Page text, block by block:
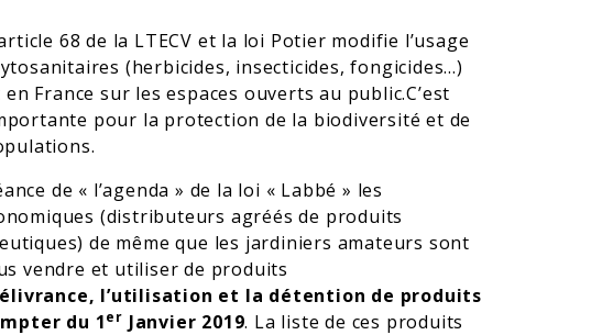
68 de la LTECV et la loi Potier modifie l’usage
(herbicides, insecticides, fongicides…)
France sur les espaces ouverts au public.C’est
pour la protection de la biodiversité et de
de « l’agenda » de la loi « Labbé » les
(distributeurs agréés de produits
de même que les jardiniers amateurs sont
vendre et utiliser de produits
l’utilisation et la détention de produits
du 1er Janvier 2019. La liste de ces produits